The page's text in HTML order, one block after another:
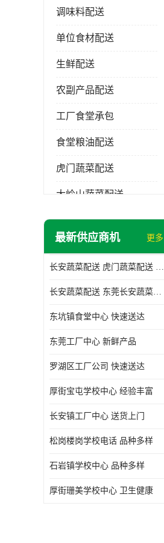
调味料配送
单位食材配送
生鲜配送
农副产品配送
工厂食堂承包
食堂粮油配送
虎门蔬菜配送
大岭山蔬菜配送
长安蔬菜配送
最新供应商机 更多
长安蔬菜配送 虎门蔬菜配送 厚街蔬菜配送 大朗蔬菜配送
长安蔬菜配送 东莞长安蔬菜配送哪家好
东坑镇食堂中心 快速送达
东莞工厂中心 新鲜产品
罗湖区工厂公司 快速送达
厚街宝屯学校中心 经验丰富
长安镇工厂中心 送货上门
松岗楼岗学校电话 品种多样
石岩镇学校中心 品种多样
厚街珊美学校中心 卫生健康